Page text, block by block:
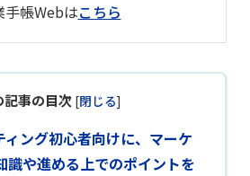
手帳Webはこちら
記事の目次 [閉じる]
ング初心者向けに、マーケ
識や進める上でのポイントを